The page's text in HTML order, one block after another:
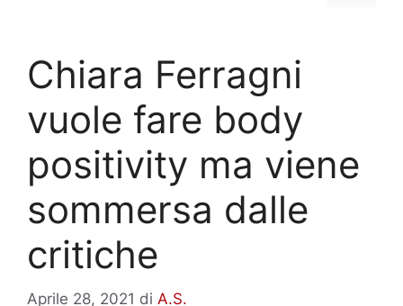
Chiara Ferragni
vuole fare body
positivity ma viene
sommersa dalle
critiche
Aprile 28, 2021 di A.S.